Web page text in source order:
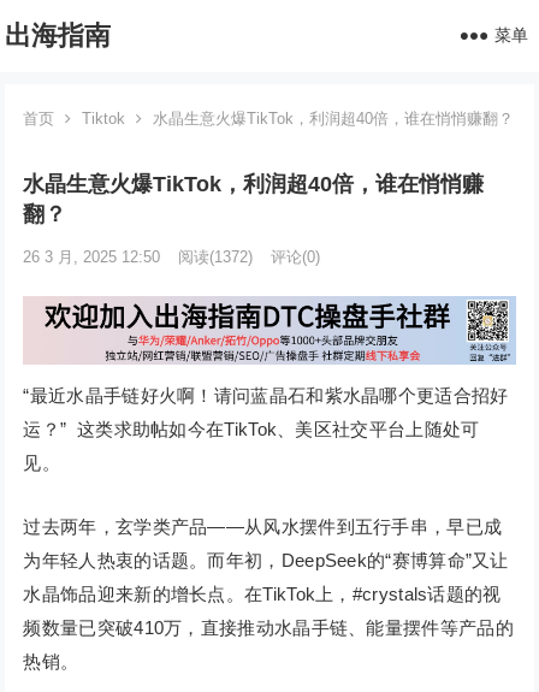
出海指南 菜单
首页 Tiktok 水晶生意火爆TikTok，利润超40倍，谁在悄悄赚翻？
水晶生意火爆TikTok，利润超40倍，谁在悄悄赚
翻？
26 3 月, 2025 12:50 阅读(1372) 评论(0)
“最近水晶手链好火啊！请问蓝晶石和紫水晶哪个更适合招好
运？” 这类求助帖如今在TikTok、美区社交平台上随处可
见。
过去两年，玄学类产品——从风水摆件到五行手串，早已成
为年轻人热衷的话题。而年初，DeepSeek的“赛博算命”又让
水晶饰品迎来新的增长点。在TikTok上，#crystals话题的视
频数量已突破410万，直接推动水晶手链、能量摆件等产品的
热销。